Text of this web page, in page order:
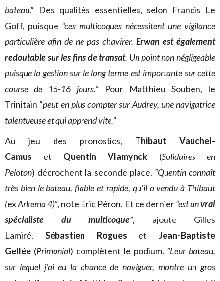
bateau.” Des qualités essentielles, selon Francis Le
Goff, puisque “ces multicoques nécessitent une vigilance
particulière afin de ne pas chavirer. Erwan est également
redoutable sur les fins de transat. Un point non négligeable
puisque la gestion sur le long terme est importante sur cette
course de 15-16 jours.”
Pour Matthieu Souben, le
Trinitain “peut en plus compter sur Audrey, une navigatrice
talentueuse et qui apprend vite.”
Au jeu des pronostics, Thibaut Vauchel-
Camus et Quentin Vlamynck (Solidaires en
Peloton) décrochent la seconde place. “Quentin connaît
très bien le bateau, fiable et rapide, qu’il a vendu à Thibaut
(exArkema 4)”, note Eric Péron. Et ce dernier“est unvrai
spécialiste du multicoque”, ajoute Gilles
Lamiré. Sébastien Rogues et Jean-Baptiste
Gellée (Primonial) complètent le podium. “Leur bateau,
sur lequel j’ai eu la chance de naviguer, montre un gros